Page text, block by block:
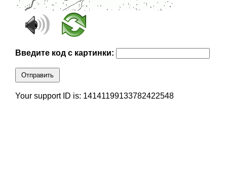
Введите код с картинки:
Отправить
Your support ID is: 14141199133782422548